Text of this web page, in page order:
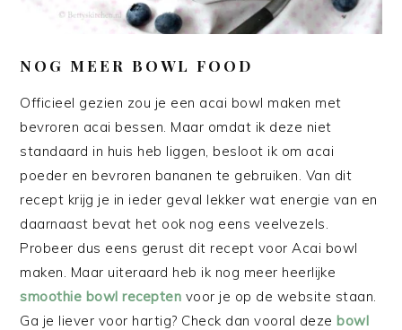
NOG MEER BOWL FOOD
Officieel gezien zou je een acai bowl maken met
bevroren acai bessen. Maar omdat ik deze niet
standaard in huis heb liggen, besloot ik om acai
poeder en bevroren bananen te gebruiken. Van dit
recept krijg je in ieder geval lekker wat energie van en
daarnaast bevat het ook nog eens veelvezels.
Probeer dus eens gerust dit recept voor Acai bowl
maken. Maar uiteraard heb ik nog meer heerlijke
smoothie bowl recepten voor je op de website staan.
Ga je liever voor hartig? Check dan vooral dezebowl